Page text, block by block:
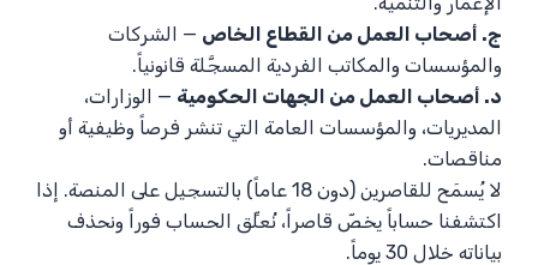
ج. أصحاب العمل من القطاع الخاص — الشركات
والمؤسسات والمكاتب الفردية المسجَّلة قانونياً.
د. أصحاب العمل من الجهات الحكومية — الوزارات،
المديريات، والمؤسسات العامة التي تنشر فرصاً وظيفية أو
مناقصات.
لا يُسمَح للقاصرين (دون 18 عاماً) بالتسجيل على المنصة. إذا
اكتشفنا حساباً يخصّ قاصراً، نُعلِّق الحساب فوراً ونحذف
بياناته خلال 30 يوماً.